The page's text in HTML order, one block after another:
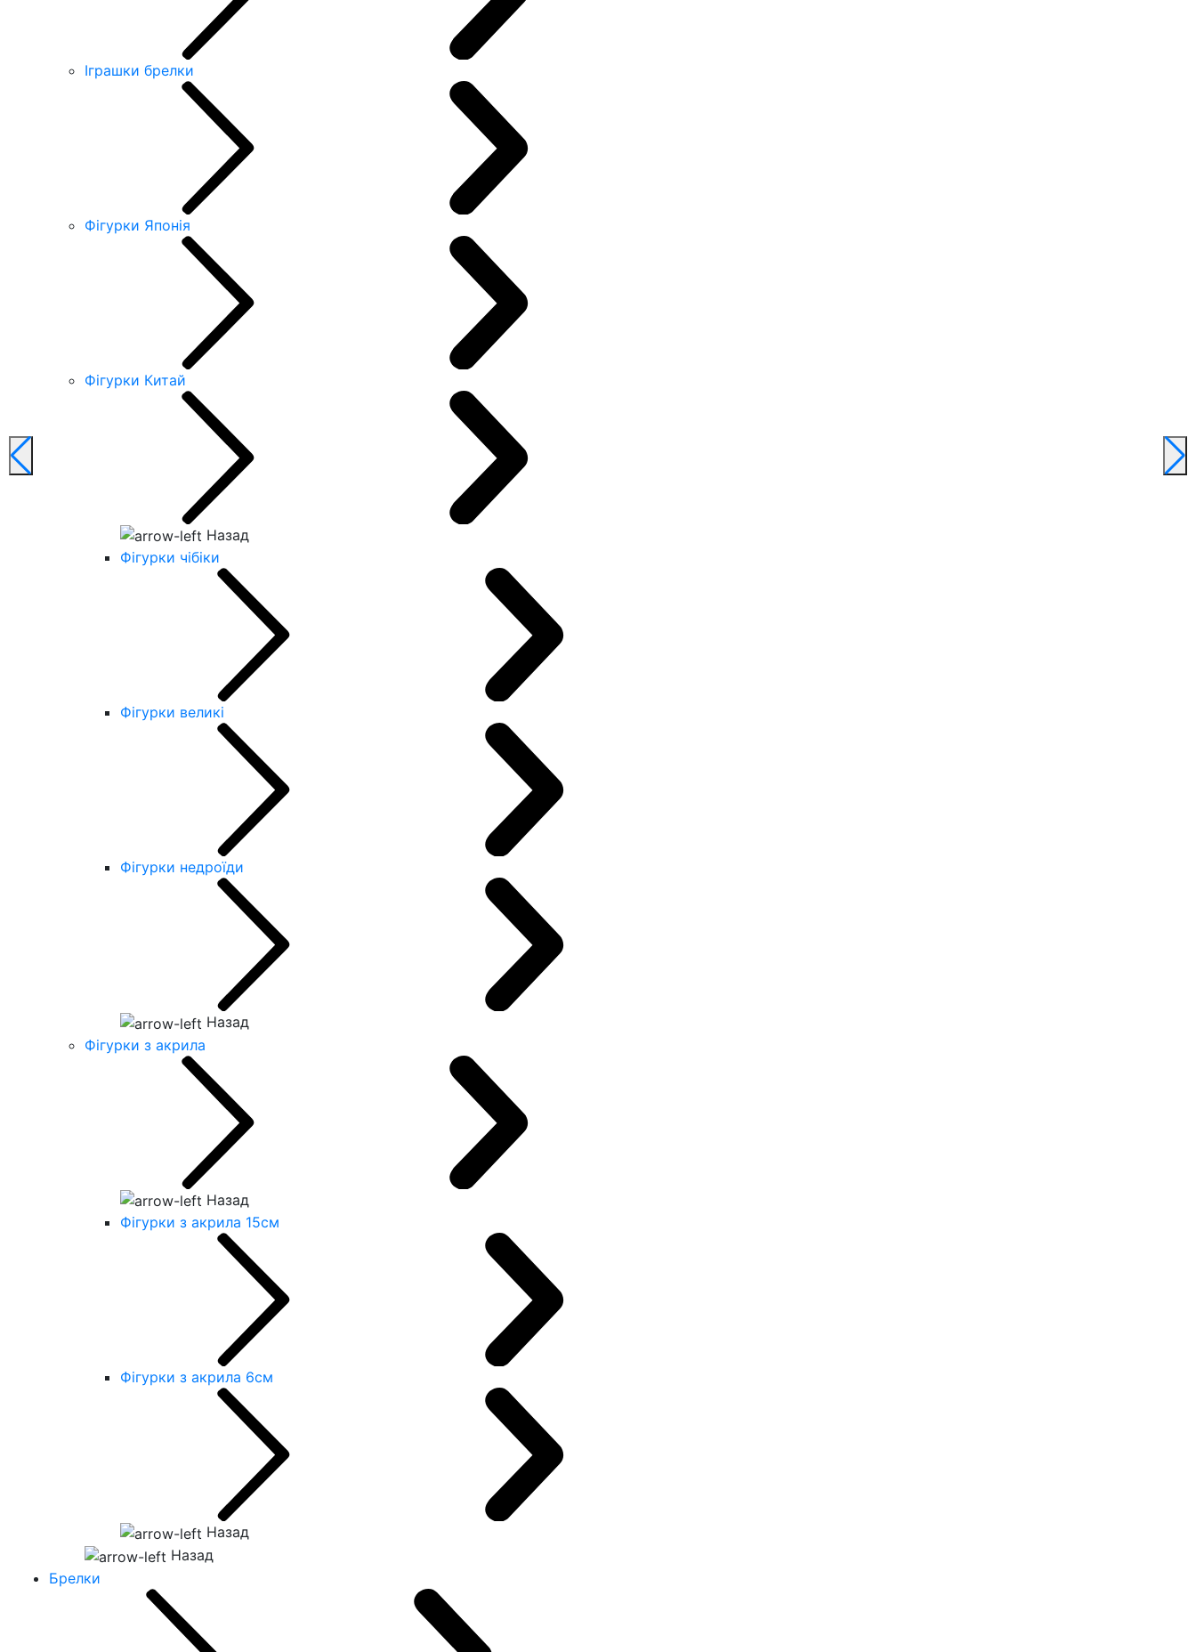
Іграшки брелки
Фігурки Японія
Фігурки Китай
Назад
Фігурки чібіки
Фігурки великі
Фігурки недроїди
Назад
Фігурки з акрила
Назад
Фігурки з акрила 15см
Фігурки з акрила 6см
Назад
Назад
Брелки